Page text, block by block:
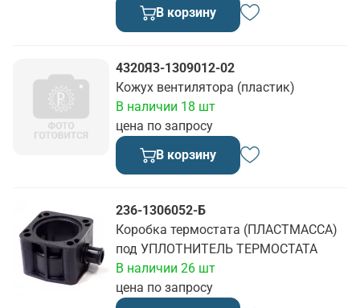
В корзину
4320Я3-1309012-02
Кожух вентилятора (пластик)
цена по запросу
В наличии 18 шт
В корзину
236-1306052-Б
Коробка термостата (ПЛАСТМАССА)
под УПЛОТНИТЕЛЬ ТЕРМОСТАТА
цена по запросу
В наличии 26 шт